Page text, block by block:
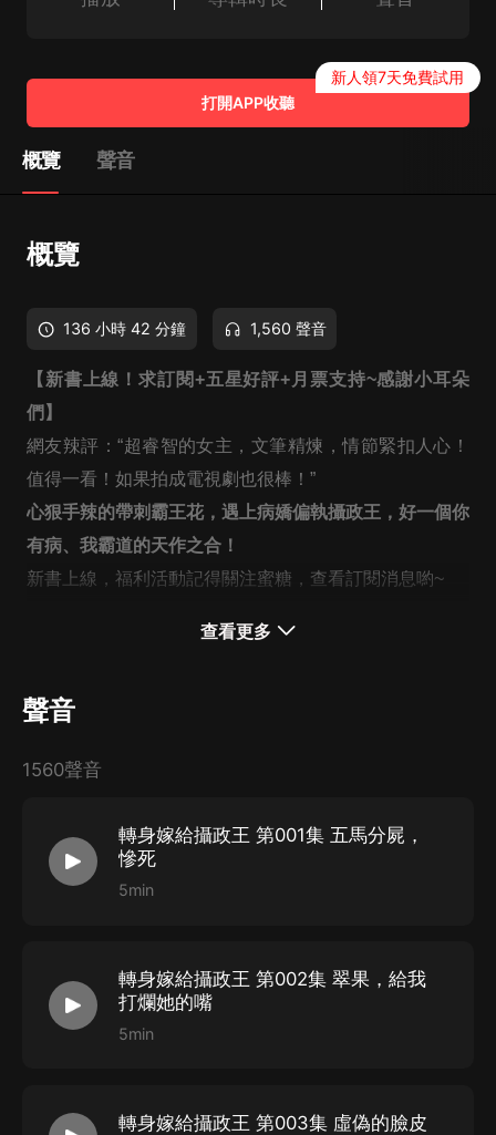
打開APP收聽
新人領7天免費試用
概覽 聲音
概覽
136 小時 42 分鐘 1,560 聲音
【新書上線！求訂閱+五星好評+月票支持~感謝小耳朵
們】
網友辣評：“超睿智的女主，文筆精煉，情節緊扣人心！
值得一看！如果拍成電視劇也很棒！”
心狠手辣的帶刺霸王花，遇上病嬌偏執攝政王，好一個你
有病、我霸道的天作之合！
新書上線，福利活動記得關注蜜糖，查看訂閱消息喲~
獨寵大小姐，變成人人厭惡的不孝不忠之人。
因她被冤，一世英名儘毀！
打渣男、虐賤女，攪朝堂，讓鳳凰男便宜爹悔不當初。
瘟疫時她以詭異的醫術救萬千黎民，天災時她囤萬噸糧
白錦書：世人說我心狠手辣，是帶刺的霸王花。
某病嬌偏執攝政王：書書殺人我遞刀，書書要誰死我便讓
他活不過三更，本王也心狠，就喜霸王花，只求書書多看
白錦書：乖，你有病，我霸道，天作之合！
查看更多
聲音
1560聲音
轉身嫁給攝政王 第001集 五馬分屍，
慘死
5min
轉身嫁給攝政王 第002集 翠果，給我
打爛她的嘴
5min
轉身嫁給攝政王 第003集 虛偽的臉皮